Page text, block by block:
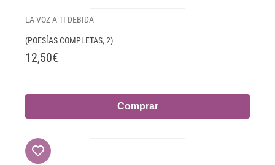
LA VOZ A TI DEBIDA
(POESÍAS COMPLETAS, 2)
12,50€
Comprar